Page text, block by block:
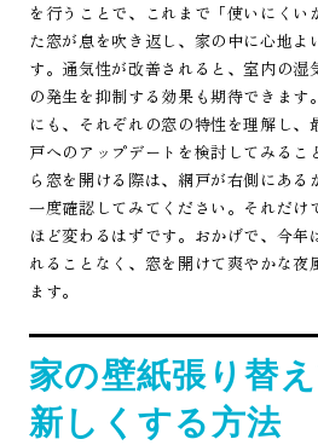
を行うことで、これまで「使いにくい
た窓が息を吹き返し、家の中に心地よ
す。通気性が改善されると、室内の湿
の発生を抑制する効果も期待できます
にも、それぞれの窓の特性を理解し
戸へのアップデートを検討してみるこ
ら窓を開ける際は、網戸が右側にある
一度確認してみてください。それだけ
ほど変わるはずです。おかげで、今年
れることなく、窓を開けて爽やかな夜
ます。
家の壁紙張り替
新しくする方法